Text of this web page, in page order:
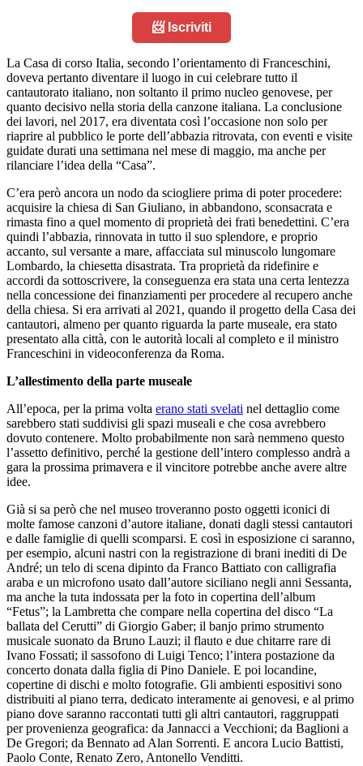
📨 Iscriviti
La Casa di corso Italia, secondo l’orientamento di Franceschini,
doveva pertanto diventare il luogo in cui celebrare tutto il
cantautorato italiano, non soltanto il primo nucleo genovese, per
quanto decisivo nella storia della canzone italiana. La conclusione
dei lavori, nel 2017, era diventata così l’occasione non solo per
riaprire al pubblico le porte dell’abbazia ritrovata, con eventi e visite
guidate durati una settimana nel mese di maggio, ma anche per
rilanciare l’idea della “Casa”.
C’era però ancora un nodo da sciogliere prima di poter procedere:
acquisire la chiesa di San Giuliano, in abbandono, sconsacrata e
rimasta fino a quel momento di proprietà dei frati benedettini. C’era
quindi l’abbazia, rinnovata in tutto il suo splendore, e proprio
accanto, sul versante a mare, affacciata sul minuscolo lungomare
Lombardo, la chiesetta disastrata. Tra proprietà da ridefinire e
accordi da sottoscrivere, la conseguenza era stata una certa lentezza
nella concessione dei finanziamenti per procedere al recupero anche
della chiesa. Si era arrivati al 2021, quando il progetto della Casa dei
cantautori, almeno per quanto riguarda la parte museale, era stato
presentato alla città, con le autorità locali al completo e il ministro
Franceschini in videoconferenza da Roma.
L’allestimento della parte museale
All’epoca, per la prima volta erano stati svelati nel dettaglio come
sarebbero stati suddivisi gli spazi museali e che cosa avrebbero
dovuto contenere. Molto probabilmente non sarà nemmeno questo
l’assetto definitivo, perché la gestione dell’intero complesso andrà a
gara la prossima primavera e il vincitore potrebbe anche avere altre
idee.
Già si sa però che nel museo troveranno posto oggetti iconici di
molte famose canzoni d’autore italiane, donati dagli stessi cantautori
e dalle famiglie di quelli scomparsi. E così in esposizione ci saranno,
per esempio, alcuni nastri con la registrazione di brani inediti di De
André; un telo di scena dipinto da Franco Battiato con calligrafia
araba e un microfono usato dall’autore siciliano negli anni Sessanta,
ma anche la tuta indossata per la foto in copertina dell’album
“Fetus”; la Lambretta che compare nella copertina del disco “La
ballata del Cerutti” di Giorgio Gaber; il banjo primo strumento
musicale suonato da Bruno Lauzi; il flauto e due chitarre rare di
Ivano Fossati; il sassofono di Luigi Tenco; l’intera postazione da
concerto donata dalla figlia di Pino Daniele. E poi locandine,
copertine di dischi e molto fotografie. Gli ambienti espositivi sono
distribuiti al piano terra, dedicato interamente ai genovesi, e al primo
piano dove saranno raccontati tutti gli altri cantautori, raggruppati
per provenienza geografica: da Jannacci a Vecchioni; da Baglioni a
De Gregori; da Bennato ad Alan Sorrenti. E ancora Lucio Battisti,
Paolo Conte, Renato Zero, Antonello Venditti.